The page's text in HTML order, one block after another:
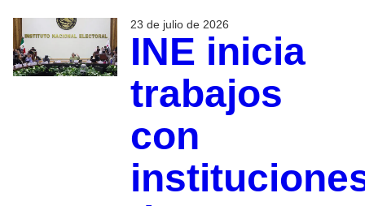
23 de julio de 2026
INE inicia
trabajos
con